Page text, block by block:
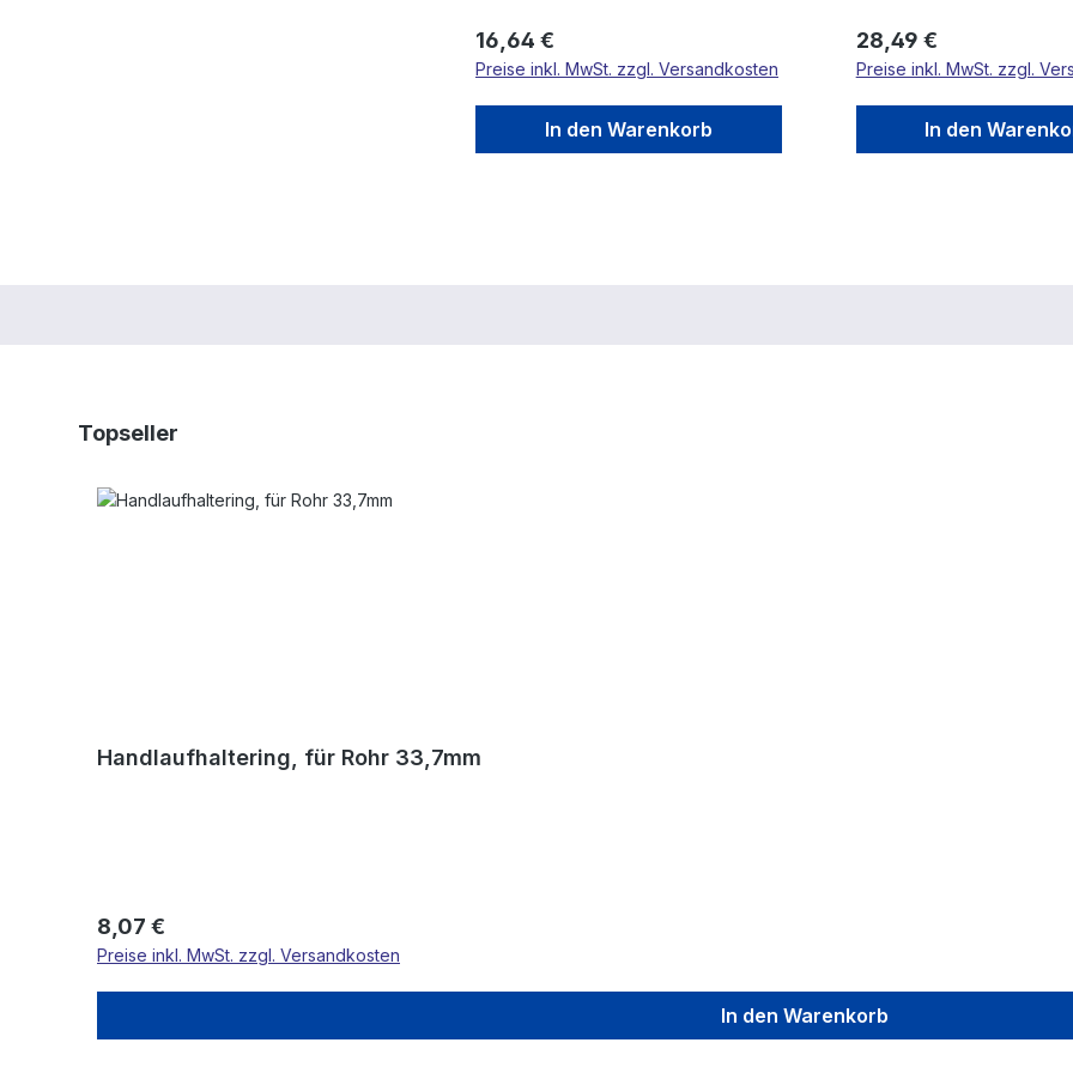
Regulärer Preis:
16,64 €
Preise inkl. MwSt. zzgl. Versandkosten
In den Warenkorb
Regulärer Preis:
28,49 €
Preise inkl. MwSt. zzgl.
In den
Produktgalerie überspringen
Topseller
Handlaufhaltering, für Rohr 33,7mm
Regulärer Preis:
8,07 €
Preise inkl. MwSt. zzgl. Versandkosten
In den Warenkorb